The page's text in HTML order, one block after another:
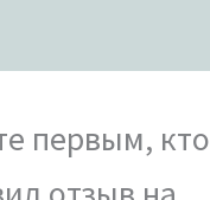
первым, кто